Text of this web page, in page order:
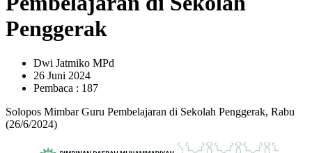
Penggerak
Dwi Jatmiko MPd
26 Juni 2024
Pembaca : 187
Solopos Mimbar Guru Pembelajaran di Sekolah Penggerak, Rabu
(26/6/2024)